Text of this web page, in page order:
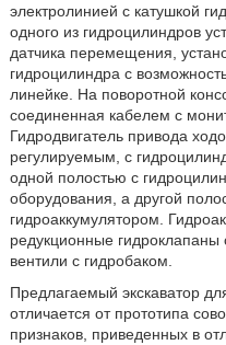
электролинией с катушкой
одного из гидроцилиндров
датчика перемещения,
гидроцилиндра с
линейке. На поворотной
соединенная кабелем с
Гидродвигатель привода
регулируемым, с
одной полостью с
оборудования, а другой
гидроаккумулятором.
редукционные
вентили с гидробаком.
Предлагаемый экскаватор
отличается от прототипа
признаков, приведенных в